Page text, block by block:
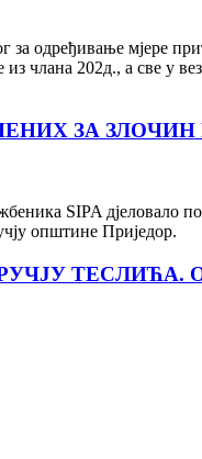
мјере
члана 202д., а све у
ЗА ЗЛОЧИН
SIPA
општине Приједор.
ТЕСЛИЋА.